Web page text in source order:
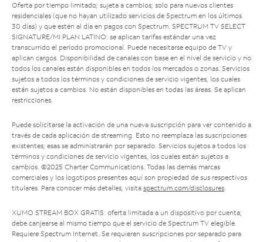
Oferta por tiempo limitado; sujeta a cambios; solo para nuevos clientes
residenciales (que no hayan utilizado servicios de Spectrum en los últimos
30 días) y que estén al día en pagos con Spectrum. SPECTRUM TV SELECT
SIGNATURE/MI PLAN LATINO: se aplican tarifas estándar una vez
transcurrido el período promocional. Puede necesitarse equipo de TV y
aplican cargos. Disponibilidad de canales con base en el nivel de servicio y no
todos los canales están disponibles en todos los mercados o zonas. Servicios
sujetos a todos los términos y condiciones de servicio vigentes, los cuales
están sujetos a cambios. No están disponibles en todas las áreas. Se aplican
restricciones.
Puede solicitarse la activación de una nueva suscripción para ver contenido a
través de cada aplicación de streaming. Esto no reemplaza las suscripciones
existentes; esas se administrarán por separado. Servicios sujetos a todos los
términos y condiciones de servicio vigentes, los cuales están sujetos a
cambios. ©2025 Charter Communications. Todas las demás marcas
comerciales y los logotipos presentes aquí son propiedad de sus respectivos
titulares. Para conocer más detalles, visita spectrum.com/disclosures.
XUMO STREAM BOX GRATIS: oferta limitada a un dispositivo por cuenta;
debe canjearse al mismo tiempo que el servicio de Spectrum TV elegible.
Requiere Spectrum Internet. Se requieren suscripciones por separado para